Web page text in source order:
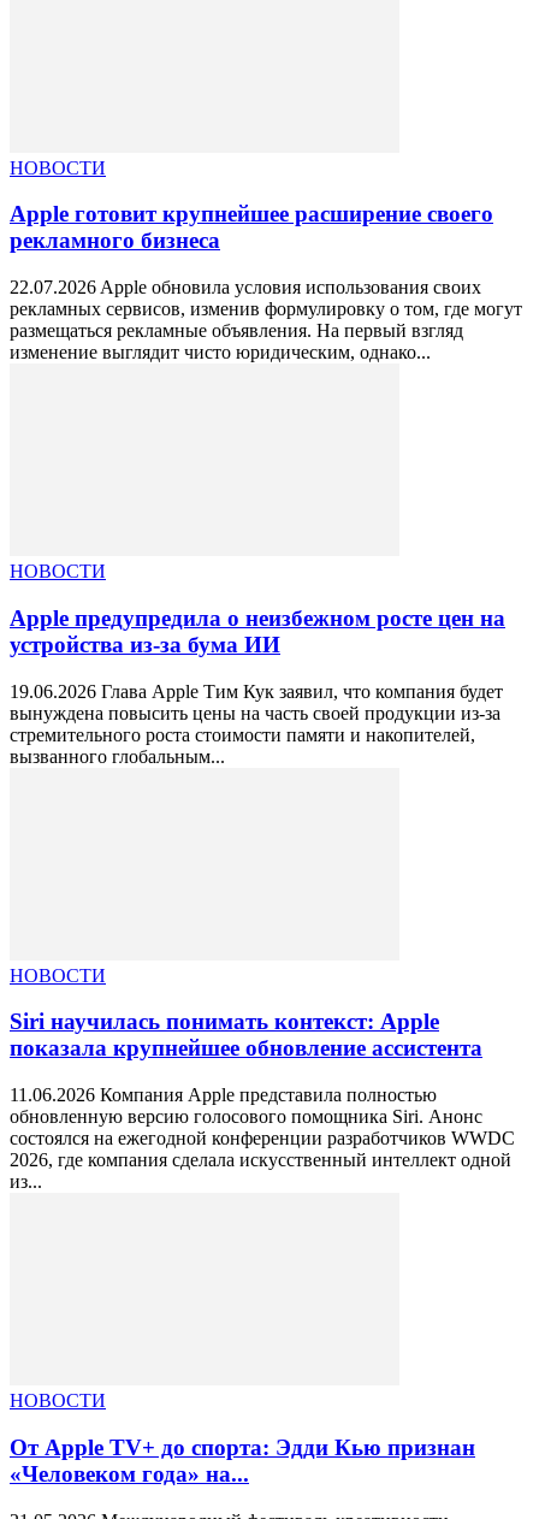
НОВОСТИ
Apple готовит крупнейшее расширение своего
рекламного бизнеса
22.07.2026 Apple обновила условия использования своих
рекламных сервисов, изменив формулировку о том, где могут
размещаться рекламные объявления. На первый взгляд
изменение выглядит чисто юридическим, однако...
НОВОСТИ
Apple предупредила о неизбежном росте цен на
устройства из-за бума ИИ
19.06.2026 Глава Apple Тим Кук заявил, что компания будет
вынуждена повысить цены на часть своей продукции из-за
стремительного роста стоимости памяти и накопителей,
вызванного глобальным...
НОВОСТИ
Siri научилась понимать контекст: Apple
показала крупнейшее обновление ассистента
11.06.2026 Компания Apple представила полностью
обновленную версию голосового помощника Siri. Анонс
состоялся на ежегодной конференции разработчиков WWDC
2026, где компания сделала искусственный интеллект одной
из...
НОВОСТИ
От Apple TV+ до спорта: Эдди Кью признан
«Человеком года» на...